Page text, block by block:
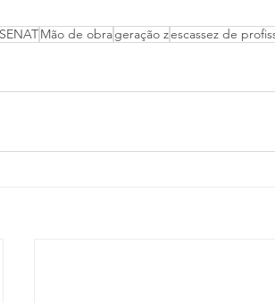
Mão de obrageração zescassez de